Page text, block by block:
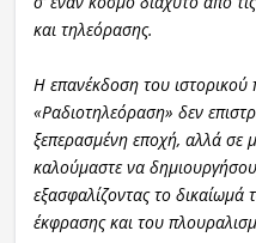
και τηλεόρασης.
Η επανέκδοση του ιστορικού
«Ραδιοτηλεόραση» δεν
ξεπερασμένη εποχή, αλλά σε
καλούμαστε να
εξασφαλίζοντας το δικαίωμά
έκφρασης και του